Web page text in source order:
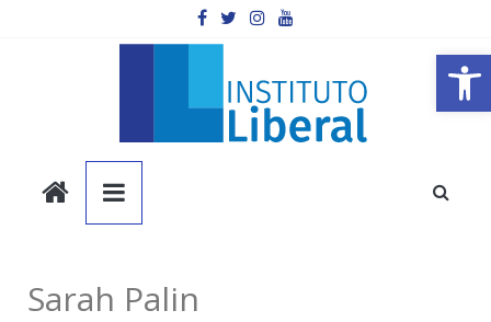
Barra de Ferramentas Aberta
Instituto
Liberal
Você
é
Sarah Palin